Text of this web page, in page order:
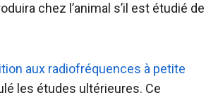
chez l’animal s’il est étudié de
aux radiofréquences à petite
les études ultérieures. Ce